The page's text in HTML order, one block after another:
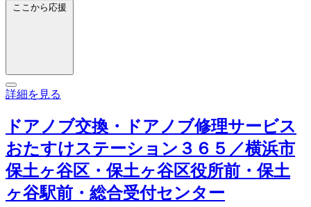
ここから応援
詳細を見る
ドアノブ交換・ドアノブ修理サービス
おたすけステーション３６５／横浜市
保土ヶ谷区・保土ヶ谷区役所前・保土
ヶ谷駅前・総合受付センター